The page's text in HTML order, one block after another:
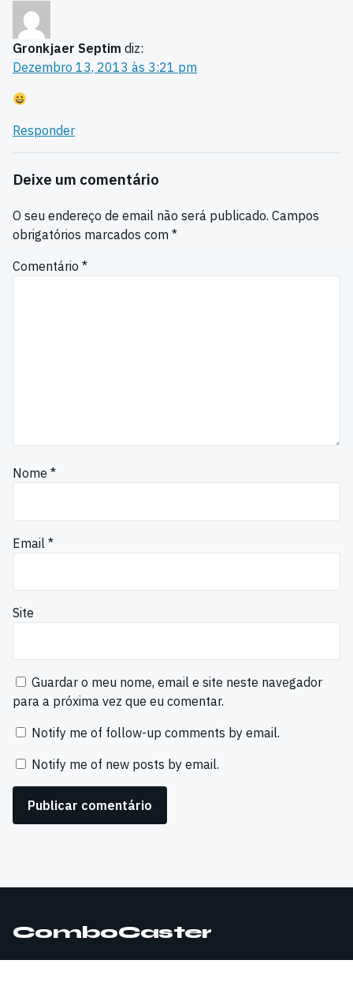
Gronkjaer Septim diz:
Dezembro 13, 2013 às 3:21 pm
Responder
Deixe um comentário
O seu endereço de email não será publicado. Campos
obrigatórios marcados com *
Comentário *
Nome *
Email *
Site
Guardar o meu nome, email e site neste navegador
para a próxima vez que eu comentar.
Notify me of follow-up comments by email.
Notify me of new posts by email.
ComboCaster